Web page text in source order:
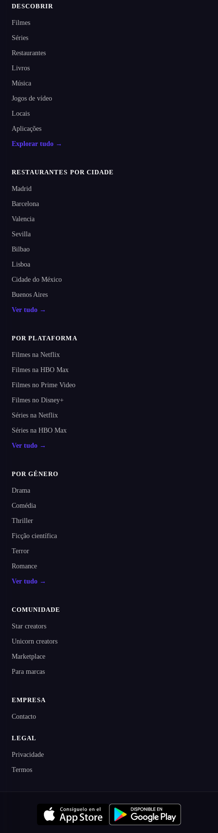
DESCOBRIR
Filmes
Séries
Restaurantes
Livros
Música
Jogos de vídeo
Locais
Aplicações
Explorar tudo →
RESTAURANTES POR CIDADE
Madrid
Barcelona
Valencia
Sevilla
Bilbao
Lisboa
Cidade do México
Buenos Aires
Ver tudo →
POR PLATAFORMA
Filmes na Netflix
Filmes na HBO Max
Filmes no Prime Video
Filmes no Disney+
Séries na Netflix
Séries na HBO Max
Ver tudo →
POR GÉNERO
Drama
Comédia
Thriller
Ficção científica
Terror
Romance
Ver tudo →
COMUNIDADE
Star creators
Unicorn creators
Marketplace
Para marcas
EMPRESA
Contacto
LEGAL
Privacidade
Termos